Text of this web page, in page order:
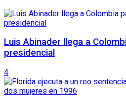
Luis Abinader llega a
presidencial
4